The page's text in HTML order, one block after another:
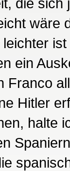
wäre
ein
Franco
Hitler
halte